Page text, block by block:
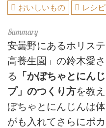
おいしいもの レシピ
安曇野にあるホリス
高養生園」の鈴木愛
る 「かぼちゃとにん
プ」のつくり方を教
ぼちゃとにんじんは
がも入れてさらにポカ